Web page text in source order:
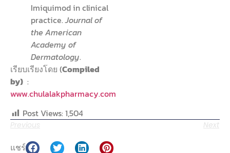
Imiquimod in clinical
practice.Journal of
the American
Academy of
Dermatology.
เรียบเรียงโดย (Compiled
by) :
www.chulalakpharmacy.com
Post Views: 1,504
Previous Next
แชร์